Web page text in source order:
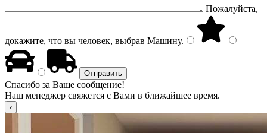
Пожалуйста,
докажите, что вы человек, выбрав Машину.
Спасибо за Ваше сообщение!
Наш менеджер свяжется с Вами в ближайшее время.